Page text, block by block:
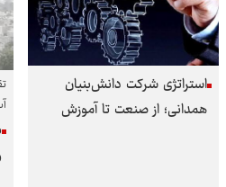
استراتژی شرکت دانش‌بنیان
همدانی؛ از صنعت تا آموزش